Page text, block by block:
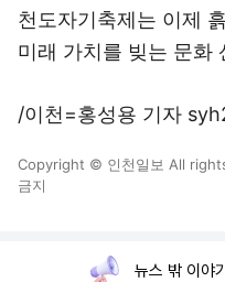
천도자기축제는 이제
미래 가치를 빚는 문화
/이천=홍성용 기자
Copyright © 인천일보 All
금지
뉴스 밖 이야